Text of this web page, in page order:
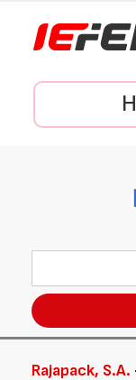
Rajapack, S.A.